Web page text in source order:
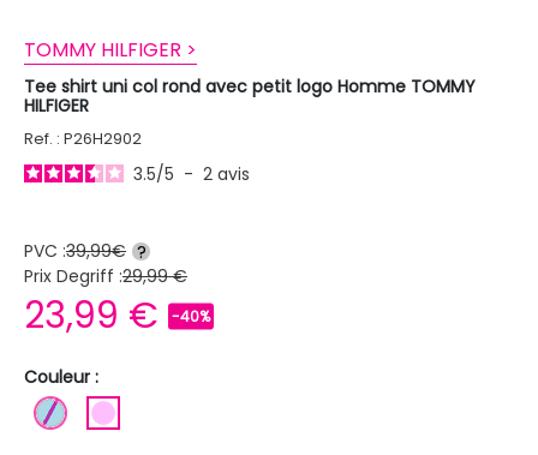
TOMMY HILFIGER >
Tee shirt uni col rond avec petit logo Homme TOMMY
HILFIGER
Ref. : P26H2902
3.5/5 - 2 avis
PVC :39,99€ ?
Prix Degriff :29,99 €
23,99 € -40%
Couleur :
BLEU CLAIR